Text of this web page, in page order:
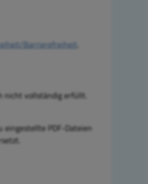
Barrierefreiheit
nicht vollständig erfüllt.
eingestellte PDF-Dateien